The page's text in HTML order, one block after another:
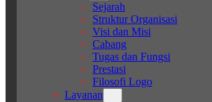
Sejarah
Struktur Organisasi
Visi dan Misi
Cabang
Tugas dan Fungsi
Prestasi
Filosofi Logo
Layanan